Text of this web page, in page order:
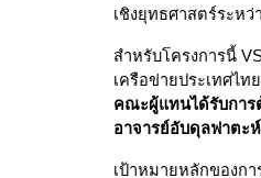
เชิงยุทธศาสตร์ระหว่
สำหรับโครงการนี้
เครือข่ายประเทศไ
คณะผู้แทนได้รับการ
อาจารย์อับดุลฟาตะ
เป้าหมายหลักของก